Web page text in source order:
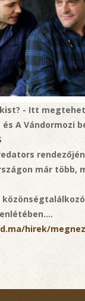
- Itt
és A Vándormozi
már több,
hirek/